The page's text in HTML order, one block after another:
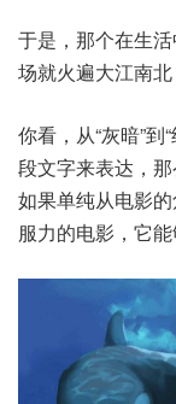
于是，那个在生
场就火遍大江南北
你看，从“灰暗”
段文字来表达，
如果单纯从电影
服力的电影，它